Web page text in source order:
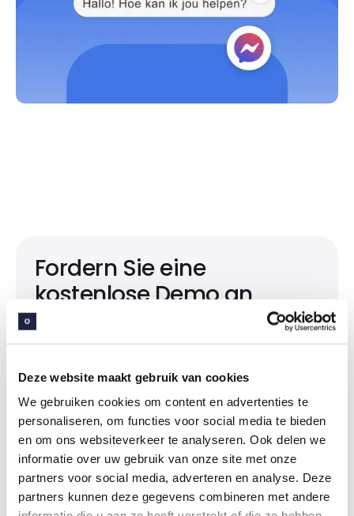
Deze website maakt gebruik van cookies
We gebruiken cookies om content en advertenties te
personaliseren, om functies voor social media te bieden
en om ons websiteverkeer te analyseren. Ook delen we
informatie over uw gebruik van onze site met onze
partners voor social media, adverteren en analyse. Deze
partners kunnen deze gegevens combineren met andere
Fordern Sie eine
kostenlose Demo an
Fordern Sie jetzt eine Demo an und finden Sie
heraus, warum sich bereits mehr als 400
haben.
Maßgeschneiderte Tour
60 Minuten
Online oder in Person
Demo anfragen